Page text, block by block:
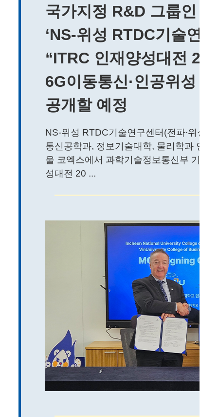
국가지정 R&D 그룹인
‘NS-위성 RTDC기술연
“ITRC 인재양성대전
6G이동통신·인공위성
공개할 예정
NS-위성 RTDC기술연구센터(전파∙위성
통신공학과, 정보기술대학, 물리학과 연
울 코엑스에서 과학기술정보통신부 기획
성대전 20 ...